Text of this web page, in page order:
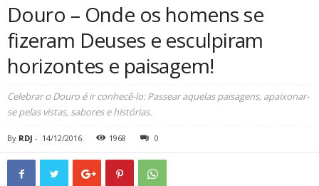
Douro – Onde os homens se
fizeram Deuses e esculpiram
horizontes e paisagem!
Celebrar o Douro é ir conhecê-lo: Passear aquelas paisagens, apaixonar-
se pelas vistas, sabores e histórias.
By RDJ - 14/12/2016 1968 0